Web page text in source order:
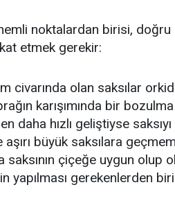
noktalardan birisi,
etmek gerekir:
civarında olan saksılar
karışımında bir
daha hızlı geliştiyse
büyük saksılara
çiçeğe uygun olup
yapılması gerekenlerden